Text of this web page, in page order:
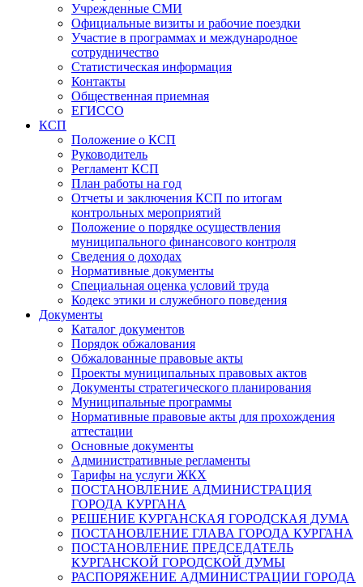
Учрежденные СМИ
Официальные визиты и рабочие поездки
Участие в программах и международное
сотрудничество
Статистическая информация
Контакты
Общественная приемная
ЕГИССО
КСП
Положение о КСП
Руководитель
Регламент КСП
План работы на год
Отчеты и заключения КСП по итогам
контрольных мероприятий
Положение о порядке осуществления
муниципального финансового контроля
Сведения о доходах
Нормативные документы
Специальная оценка условий труда
Кодекс этики и служебного поведения
Документы
Каталог документов
Порядок обжалования
Обжалованные правовые акты
Проекты муниципальных правовых актов
Документы стратегического планирования
Муниципальные программы
Нормативные правовые акты для прохождения
аттестации
Основные документы
Административные регламенты
Тарифы на услуги ЖКХ
ПОСТАНОВЛЕНИЕ АДМИНИСТРАЦИЯ
ГОРОДА КУРГАНА
РЕШЕНИЕ КУРГАНСКАЯ ГОРОДСКАЯ ДУМА
ПОСТАНОВЛЕНИЕ ГЛАВА ГОРОДА КУРГАНА
ПОСТАНОВЛЕНИЕ ПРЕДСЕДАТЕЛЬ
КУРГАНСКОЙ ГОРОДСКОЙ ДУМЫ
РАСПОРЯЖЕНИЕ АДМИНИСТРАЦИИ ГОРОДА